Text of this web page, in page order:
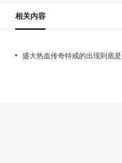
相关内容
盛大热血传奇特戒的出现到底